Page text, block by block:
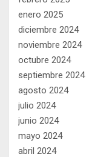
enero 2025
diciembre 2024
noviembre 2024
octubre 2024
septiembre 2024
agosto 2024
julio 2024
junio 2024
mayo 2024
abril 2024